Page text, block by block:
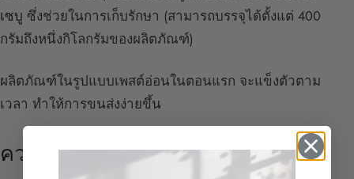
เซบู ซึ่งช่วยในการเก็บรักษา (สามารถบรรจุได้ตั้งแต่ 400
กรัมถึงหนึ่งกิโลกรัมของผลิตภัณฑ์)
ผลิตภัณฑ์ในรูปแบบเพสต์อ่อนในตอนแรก จะแข็งตัวตาม
เวลา ทำให้การขนส่งง่ายขึ้น
ความสัมพันธ์กับยาสูบ